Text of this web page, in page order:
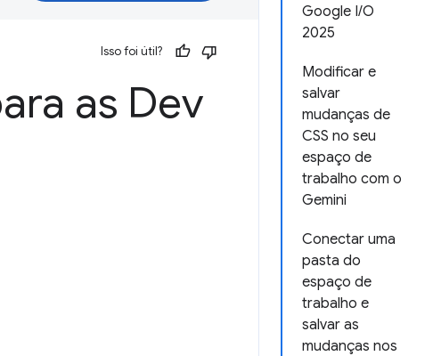
Google I/O
2025
Modificar e
salvar
mudanças de
CSS no seu
espaço de
trabalho com o
Gemini
Conectar uma
pasta do
espaço de
trabalho e
salvar as
mudanças nos
Isso foi útil?
as Dev